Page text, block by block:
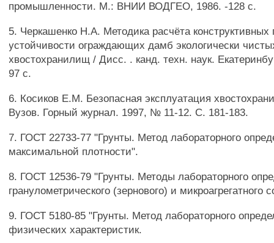
промышленности. М.: ВНИИ ВОДГЕО, 1986. -128 с.
5. Черкашенко H.A. Методика расчёта конструктивных
устойчивости ограждающих дамб экологически
хвостохранилищ / Дисс. . канд. техн. наук.
97 с.
6. Косиков Е.М. Безопасная эксплуатация
Вузов. Горный журнал. 1997, № 11-12. С. 181-183.
7. ГОСТ 22733-77 "Грунты. Метод лабораторного
максимальной плотности".
8. ГОСТ 12536-79 "Грунты. Методы лабораторного
гранулометрического (зернового) и микроагрегатного
9. ГОСТ 5180-85 "Грунты. Метод лабораторного
физических характеристик.